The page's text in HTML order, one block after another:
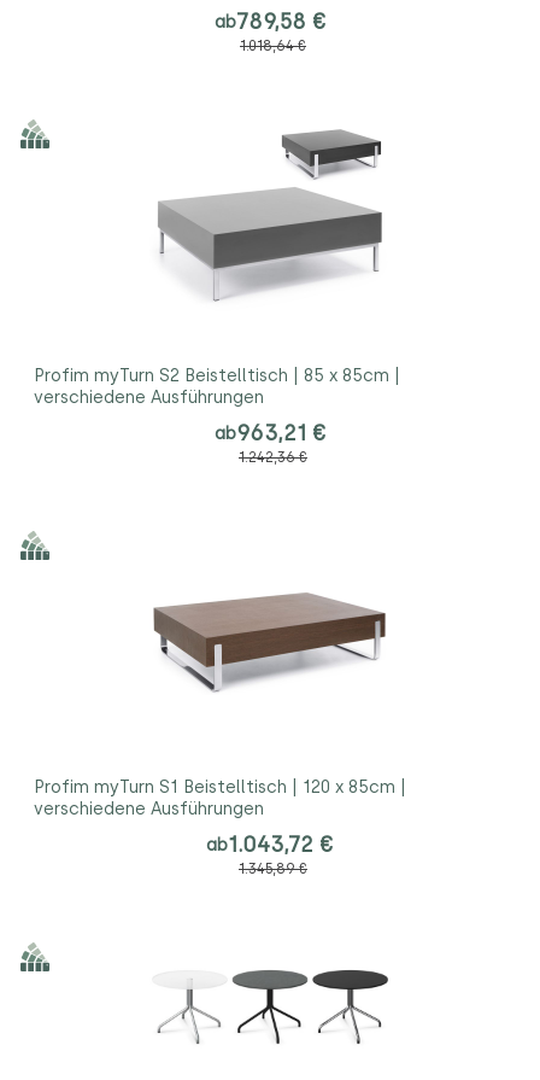
ab789,58 €
1.018,64 €
Profim myTurn S2 Beistelltisch | 85 x 85cm |
verschiedene Ausführungen
ab963,21 €
1.242,36 €
Profim myTurn S1 Beistelltisch | 120 x 85cm |
verschiedene Ausführungen
ab1.043,72 €
1.345,89 €